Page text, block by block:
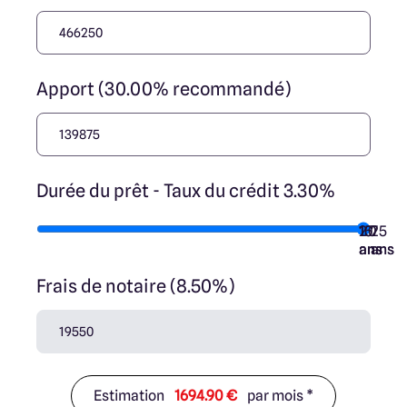
Apport (30.00% recommandé)
Durée du prêt - Taux du crédit 3.30%
7
ans
10
ans
15
ans
20
ans
25
ans
Frais de notaire (8.50%)
Estimation 1694.90 € par mois *